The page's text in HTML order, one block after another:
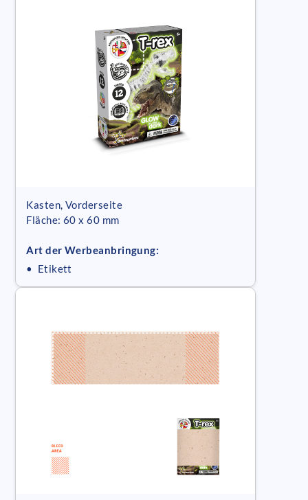
Kasten, Vorderseite
Fläche: 60 x 60 mm
Art der Werbeanbringung:
• Etikett